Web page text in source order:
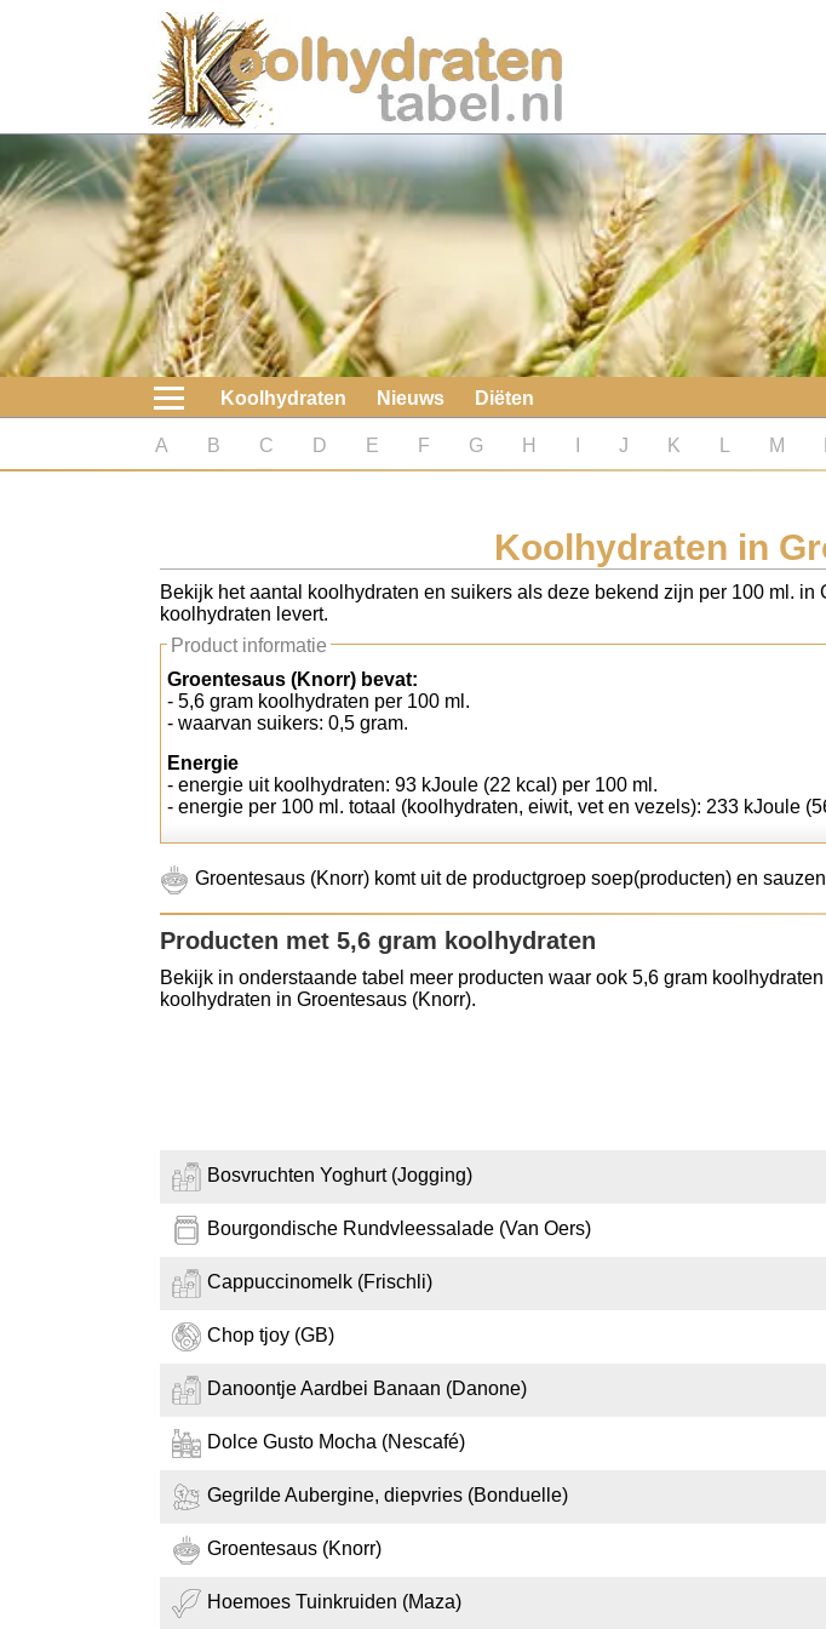
Koolhydraten
Nieuws
Koolhydraatarme diëten
Boeken
koolhydraatarme diëten
Diabetes test
Koolhydraten tellen
Koolhydraten Nieuws Diëten
A B C D E F G H J K M
Koolhydraten in
Bekijk het aantal koolhydraten en suikers als deze bekend zijn per 100 ml.
koolhydraten levert.
Product informatie
Groentesaus (Knorr) bevat:
- 5,6 gram koolhydraten per 100 ml.
- waarvan suikers: 0,5 gram.
Energie
- energie uit koolhydraten: 93 kJoule (22 kcal) per 100 ml.
- energie per 100 ml. totaal (koolhydraten, eiwit, vet en vezels): 233 kJoule
Groentesaus (Knorr) komt uit de productgroep soep(producten) en
Producten met 5,6 gram koolhydraten
Bekijk in onderstaande tabel meer producten waar ook 5,6 gram
koolhydraten in Groentesaus (Knorr).
Bosvruchten Yoghurt (Jogging)
Bourgondische Rundvleessalade (Van Oers)
Cappuccinomelk (Frischli)
Chop tjoy (GB)
Danoontje Aardbei Banaan (Danone)
Dolce Gusto Mocha (Nescafé)
Gegrilde Aubergine, diepvries (Bonduelle)
Groentesaus (Knorr)
Hoemoes Tuinkruiden (Maza)